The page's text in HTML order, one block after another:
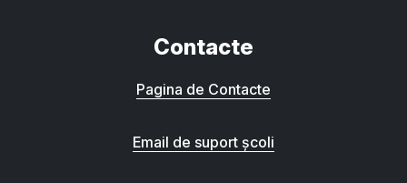
Contacte
Pagina de Contacte
Email de suport școli